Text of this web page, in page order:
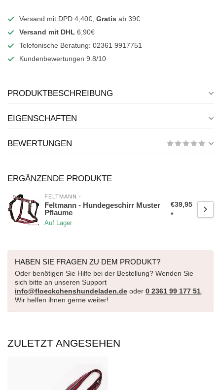
Versand mit DPD 4,40€; Gratis ab 39€
Versand mit DHL 6,90€
Telefonische Beratung: 02361 9917751
Kundenbewertungen 9.8/10
PRODUKTBESCHREIBUNG
EIGENSCHAFTEN
BEWERTUNGEN
ERGÄNZENDE PRODUKTE
FELTMANN -
Feltmann - Hundegeschirr Muster
Pflaume
Auf Lager
€39,95
*
HABEN SIE FRAGEN ZU DEM PRODUKT?
Oder benötigen Sie Hilfe bei der Bestellung? Wenden Sie
sich bitte an unseren Support
info@floeckchenshundeladen.de oder 0 2361 99 177 51.
Wir helfen ihnen gerne weiter!
ZULETZT ANGESEHEN